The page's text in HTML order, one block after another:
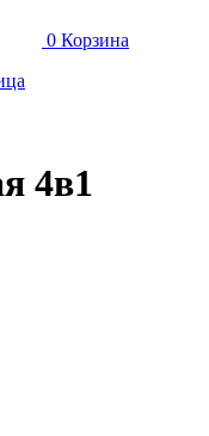
0 Корзина
4в1